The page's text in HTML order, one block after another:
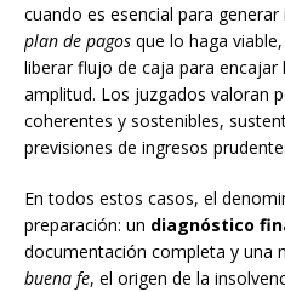
cuando es esencial para
plan de pagos que lo haga
liberar flujo de caja para
amplitud. Los juzgados valoran
coherentes y sostenibles,
previsiones de ingresos
En todos estos casos, el
preparación: un diagnóstico
documentación completa y una
buena fe, el origen de la